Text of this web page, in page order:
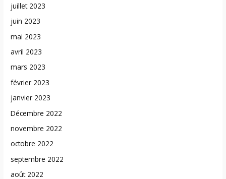
juillet 2023
juin 2023
mai 2023
avril 2023
mars 2023
février 2023
janvier 2023
Décembre 2022
novembre 2022
octobre 2022
septembre 2022
août 2022